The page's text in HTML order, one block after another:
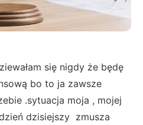
się nigdy że będę
bo to ja zawsze
.sytuacja moja , mojej
dzisiejszy zmusza